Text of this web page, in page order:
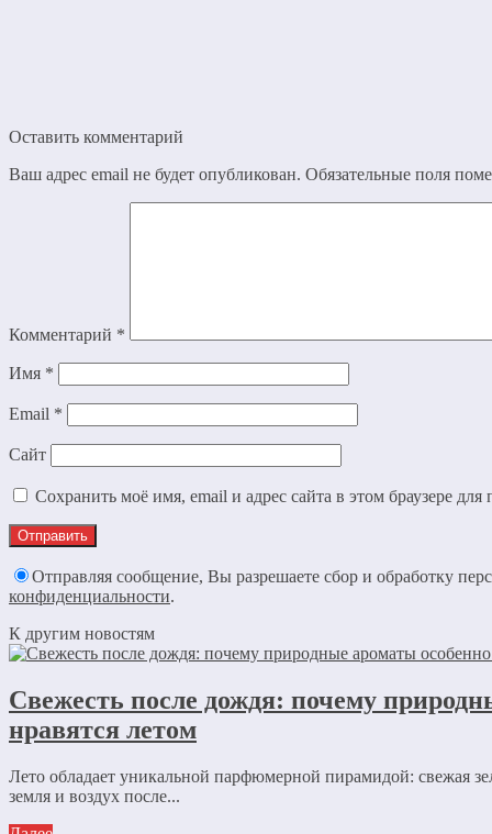
Оставить комментарий
Ваш адрес email не будет опубликован. Обязательные поля
Комментарий *
Имя *
Email *
Сайт
Сохранить моё имя, email и адрес сайта в этом браузере
Отправляя сообщение, Вы разрешаете сбор и обработку
конфиденциальности.
К другим новостям
Свежесть после дождя: почему
нравятся летом
Лето обладает уникальной парфюмерной пирамидой: свежая
земля и воздух после...